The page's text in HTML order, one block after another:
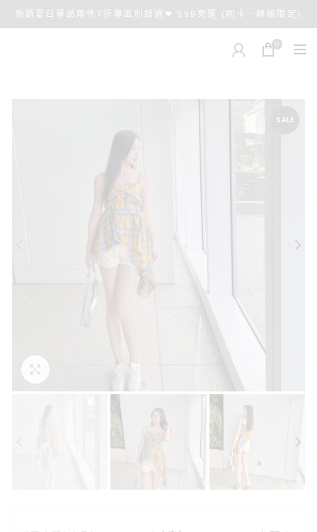
熱銷夏日單品兩件7折專區別錯過❤ 999免運 (刷卡、轉帳限定)
0
SALE